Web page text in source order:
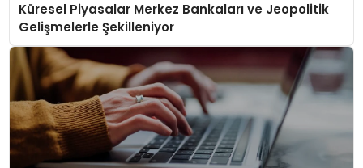
Küresel Piyasalar Merkez Bankaları ve Jeopolitik
Gelişmelerle Şekilleniyor